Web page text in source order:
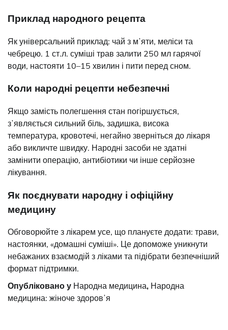
Приклад народного рецепта
Як універсальний приклад: чай з мʼяти, меліси та
чебрецю. 1 ст.л. суміші трав залити 250 мл гарячої
води, настояти 10–15 хвилин і пити перед сном.
Коли народні рецепти небезпечні
Якщо замість полегшення стан погіршується,
зʼявляється сильний біль, задишка, висока
температура, кровотечі, негайно зверніться до лікаря
або викличте швидку. Народні засоби не здатні
замінити операцію, антибіотики чи інше серйозне
лікування.
Як поєднувати народну і офіційну
медицину
Обговорюйте з лікарем усе, що плануєте додати: трави,
настоянки, «домашні суміші». Це допоможе уникнути
небажаних взаємодій з ліками та підібрати безпечніший
формат підтримки.
Опубліковано у Народна медицина, Народна
медицина: жіноче здоровʼя